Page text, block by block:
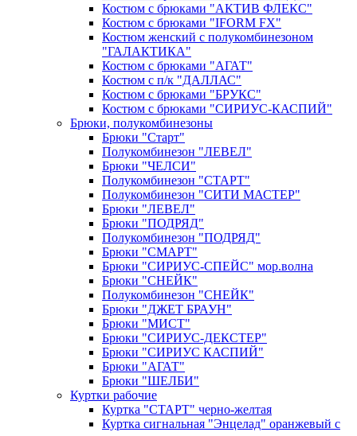
Костюм с брюками "АКТИВ ФЛЕКС"
Костюм с брюками "IFORM FX"
Костюм женский с полукомбинезоном
"ГАЛАКТИКА"
Костюм с брюками "АГАТ"
Костюм с п/к "ДАЛЛАС"
Костюм с брюками "БРУКС"
Костюм с брюками "СИРИУС-КАСПИЙ"
Брюки, полукомбинезоны
Брюки "Старт"
Полукомбинезон "ЛЕВЕЛ"
Брюки "ЧЕЛСИ"
Полукомбинезон "СТАРТ"
Полукомбинезон "СИТИ МАСТЕР"
Брюки "ЛЕВЕЛ"
Брюки "ПОДРЯД"
Полукомбинезон "ПОДРЯД"
Брюки "СМАРТ"
Брюки "СИРИУС-СПЕЙС" мор.волна
Брюки "СНЕЙК"
Полукомбинезон "СНЕЙК"
Брюки "ДЖЕТ БРАУН"
Брюки "МИСТ"
Брюки "СИРИУС-ДЕКСТЕР"
Брюки "СИРИУС КАСПИЙ"
Брюки "АГАТ"
Брюки "ШЕЛБИ"
Куртки рабочие
Куртка "СТАРТ" черно-желтая
Куртка сигнальная "Энцелад" оранжевый с